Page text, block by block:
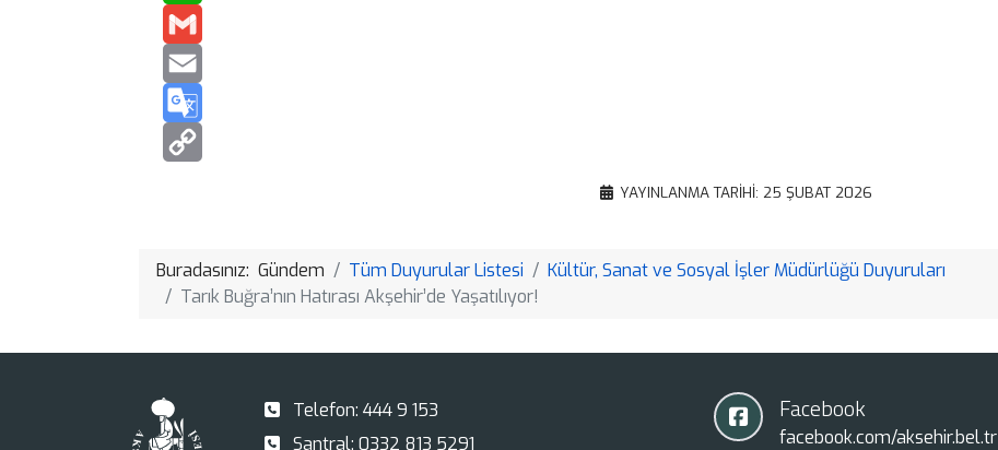
Translate
Copy
YAYINLANMA TARIHI: 25 ŞUBAT 2026
Buradasınız: Gündem Tüm Duyurular Listesi
Kültür, Sanat ve Sosyal İşler Müdürlüğü Duyuruları
Tarık Buğra’nın Hatırası Akşehir’de Yaşatılıyor!
Telefon: 444 9 153
Santral: 0332 813 5291
Facebook
facebook.com/aksehir.bel.tr